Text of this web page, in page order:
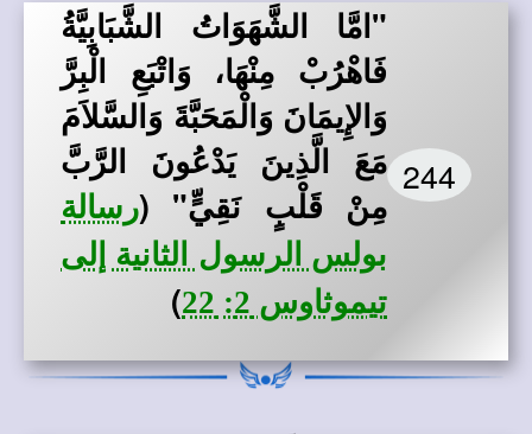
244
"امَّا الشَّهَوَاتُ الشَّبَابِيَّةُ
فَاهْرُبْ مِنْهَا، وَاتْبَعِ الْبِرَّ
وَالإِيمَانَ وَالْمَحَبَّةَ وَالسَّلاَمَ
مَعَ الَّذِينَ يَدْعُونَ الرَّبَّ
مِنْ قَلْبٍ نَقِيٍّ" (رسالة
بولس الرسول الثانية إلى
تيموثاوس 2: 22
)